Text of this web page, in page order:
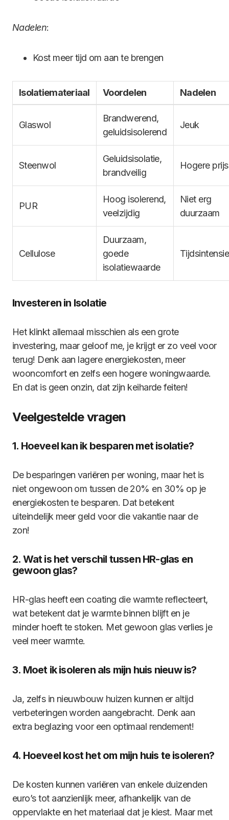
Nadelen:
Kost meer tijd om aan te brengen
Isolatiemateriaal Voordelen Nadelen
Glaswol
Brandwerend,
geluidsisolerend
Jeuk
Steenwol
Geluidsisolatie,
brandveilig
Hogere prijs
PUR
Hoog isolerend,
veelzijdig
Niet erg
duurzaam
Cellulose
Duurzaam,
goede
isolatiewaarde
Investeren in Isolatie
Het klinkt allemaal misschien als een grote
investering, maar geloof me, je krijgt er zo veel voor
terug! Denk aan lagere energiekosten, meer
wooncomfort en zelfs een hogere woningwaarde.
En dat is geen onzin, dat zijn keiharde feiten!
Veelgestelde vragen
1. Hoeveel kan ik besparen met isolatie?
De besparingen variëren per woning, maar het is
niet ongewoon om tussen de 20% en 30% op je
energiekosten te besparen. Dat betekent
uiteindelijk meer geld voor die vakantie naar de
zon!
2. Wat is het verschil tussen HR-glas en
gewoon glas?
HR-glas heeft een coating die warmte reflecteert,
wat betekent dat je warmte binnen blijft en je
minder hoeft te stoken. Met gewoon glas verlies je
veel meer warmte.
3. Moet ik isoleren als mijn huis nieuw is?
Ja, zelfs in nieuwbouw huizen kunnen er altijd
verbeteringen worden aangebracht. Denk aan
extra beglazing voor een optimaal rendement!
4. Hoeveel kost het om mijn huis te isoleren?
De kosten kunnen variëren van enkele duizenden
euro’s tot aanzienlijk meer, afhankelijk van de
oppervlakte en het materiaal dat je kiest. Maar met